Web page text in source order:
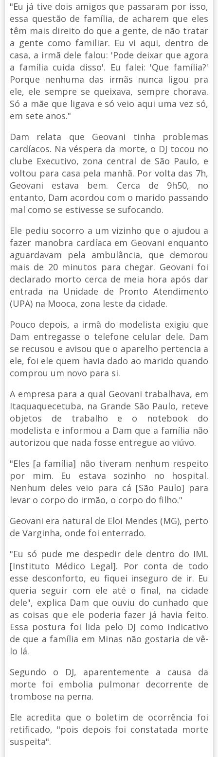
"Eu já tive dois amigos que passaram por isso,
essa questão de família, de acharem que eles
têm mais direito do que a gente, de não tratar
a gente como familiar. Eu vi aqui, dentro de
casa, a irmã dele falou: 'Pode deixar que agora
a família cuida disso'. Eu falei: 'Que família?'
Porque nenhuma das irmãs nunca ligou pra
ele, ele sempre se queixava, sempre chorava.
Só a mãe que ligava e só veio aqui uma vez só,
em sete anos."
Dam relata que Geovani tinha problemas
cardíacos. Na véspera da morte, o DJ tocou no
clube Executivo, zona central de São Paulo, e
voltou para casa pela manhã. Por volta das 7h,
Geovani estava bem. Cerca de 9h50, no
entanto, Dam acordou com o marido passando
mal como se estivesse se sufocando.
Ele pediu socorro a um vizinho que o ajudou a
fazer manobra cardíaca em Geovani enquanto
aguardavam pela ambulância, que demorou
mais de 20 minutos para chegar. Geovani foi
declarado morto cerca de meia hora após dar
entrada na Unidade de Pronto Atendimento
(UPA) na Mooca, zona leste da cidade.
Pouco depois, a irmã do modelista exigiu que
Dam entregasse o telefone celular dele. Dam
se recusou e avisou que o aparelho pertencia a
ele, foi ele quem havia dado ao marido quando
comprou um novo para si.
A empresa para a qual Geovani trabalhava, em
Itaquaquecetuba, na Grande São Paulo, reteve
objetos de trabalho e o notebook do
modelista e informou a Dam que a família não
autorizou que nada fosse entregue ao viúvo.
"Eles [a família] não tiveram nenhum respeito
por mim. Eu estava sozinho no hospital.
Nenhum deles veio para cá [São Paulo] para
levar o corpo do irmão, o corpo do filho."
Geovani era natural de Eloi Mendes (MG), perto
de Varginha, onde foi enterrado.
"Eu só pude me despedir dele dentro do IML
[Instituto Médico Legal]. Por conta de todo
esse desconforto, eu fiquei inseguro de ir. Eu
queria seguir com ele até o final, na cidade
dele", explica Dam que ouviu do cunhado que
as coisas que ele poderia fazer já havia feito.
Essa postura foi lida pelo DJ como indicativo
de que a família em Minas não gostaria de vê-
lo lá.
Segundo o DJ, aparentemente a causa da
morte foi embolia pulmonar decorrente de
trombose na perna.
Ele acredita que o boletim de ocorrência foi
retificado, "pois depois foi constatada morte
suspeita".